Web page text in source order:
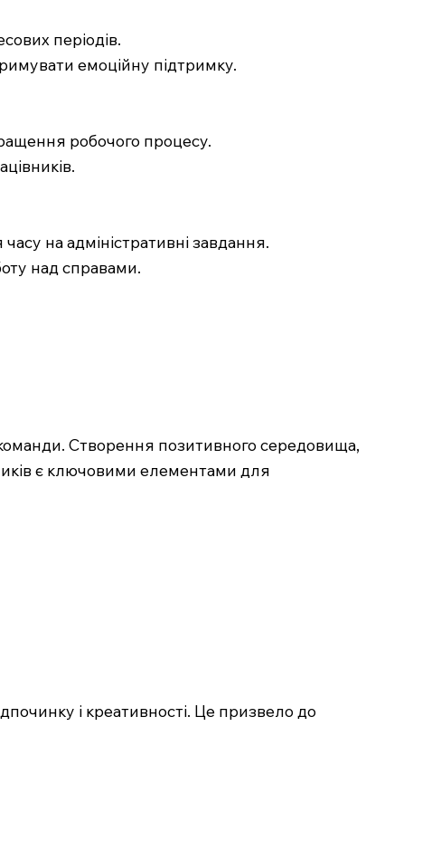
періодів.
емоційну підтримку.
робочого процесу.
на адміністративні завдання.
над справами.
Створення позитивного середовища,
є ключовими елементами для
і креативності. Це призвело до